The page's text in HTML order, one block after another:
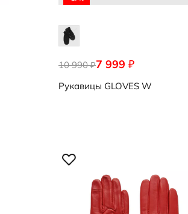
7 999 ₽
10 990₽
9107251/90000
Рукавицы GLOVES W